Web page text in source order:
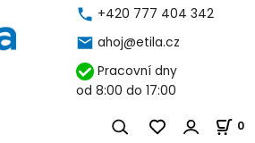
+420 777 404 342
ahoj@etila.cz
Pracovní dny
od 8:00 do 17:00
0